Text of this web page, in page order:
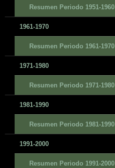
Resumen Periodo 1951-1960
1961-1970
Resumen Periodo 1961-1970
1971-1980
Resumen Periodo 1971-1980
1981-1990
Resumen Periodo 1981-1990
1991-2000
Resumen Periodo 1991-2000